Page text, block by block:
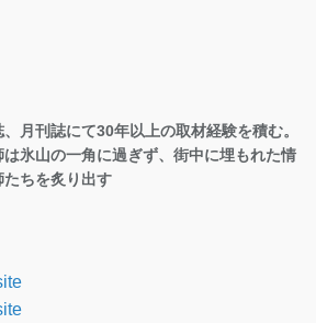
月刊誌にて30年以上の取材経験を積む。
氷山の一角に過ぎず、街中に埋もれた情
ちを炙り出す